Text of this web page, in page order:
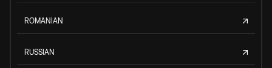
ROMANIAN
RUSSIAN